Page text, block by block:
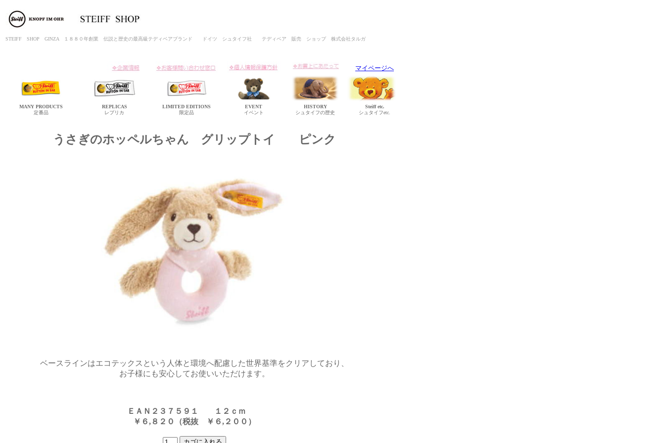
STEIFF SHOP GINZA １８８０年創業 伝説と歴史の最高級テディベアブランド ドイツ シュタイフ社 テディベア 販売 ショップ 株式会社タルガ
マイページへ
MANY PRODUCTS
定番品
REPLICAS
レプリカ
LIMITED EDITIONS
限定品
EVENT
イベント
HISTORY
シュタイフの歴史
Steiff etc.
シュタイフetc.
うさぎのホッペルちゃん グリップトイ ピンク
ベースラインはエコテックスという人体と環境へ配慮した世界基準をクリアしており、
お子様にも安心してお使いいただけます。
ＥＡＮ２３７５９１ １２ｃｍ
￥６,８２０（税抜 ￥６,２００）